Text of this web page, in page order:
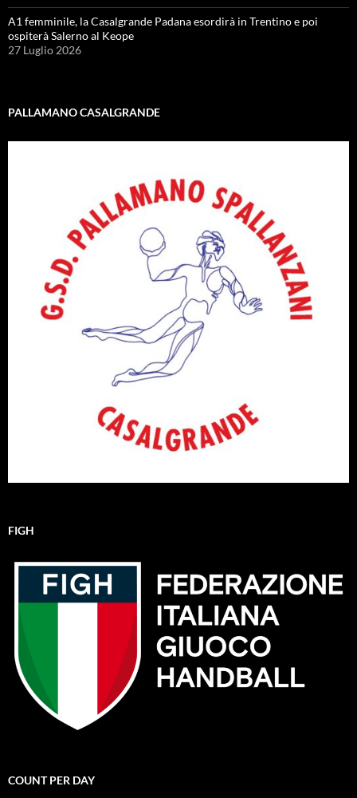
A1 femminile, la Casalgrande Padana esordirà in Trentino e poi
ospiterà Salerno al Keope
27 Luglio 2026
PALLAMANO CASALGRANDE
FIGH
COUNT PER DAY